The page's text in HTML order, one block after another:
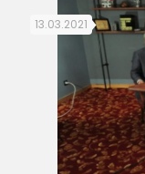
13.03.2021